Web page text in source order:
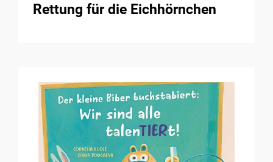
Rettung für die Eichhörnchen